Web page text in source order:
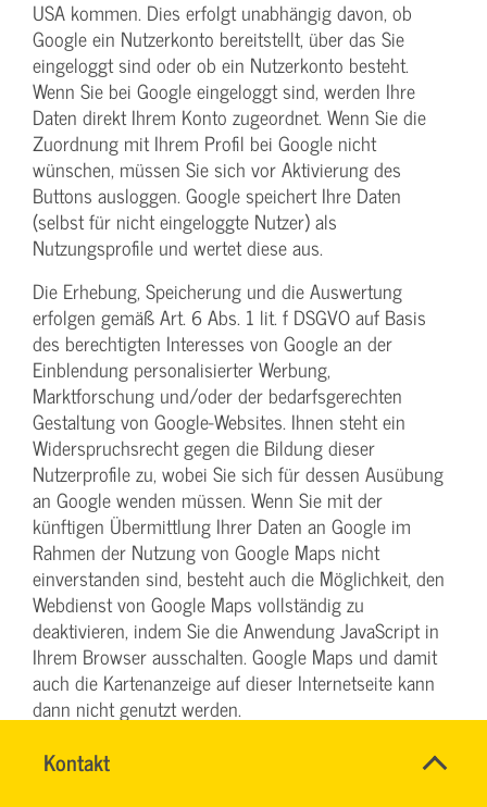
Kontakt
DENISE
Name*
USA kommen. Dies erfolgt unabhängig davon, ob
Google ein Nutzerkonto bereitstellt, über das Sie
eingeloggt sind oder ob ein Nutzerkonto besteht.
Wenn Sie bei Google eingeloggt sind, werden Ihre
Daten direkt Ihrem Konto zugeordnet. Wenn Sie die
Zuordnung mit Ihrem Profil bei Google nicht
wünschen, müssen Sie sich vor Aktivierung des
Buttons ausloggen. Google speichert Ihre Daten
(selbst für nicht eingeloggte Nutzer) als
Nutzungsprofile und wertet diese aus.
Die Erhebung, Speicherung und die Auswertung
erfolgen gemäß Art. 6 Abs. 1 lit. f DSGVO auf Basis
des berechtigten Interesses von Google an der
Einblendung personalisierter Werbung,
Marktforschung und/oder der bedarfsgerechten
Gestaltung von Google-Websites. Ihnen steht ein
Widerspruchsrecht gegen die Bildung dieser
Nutzerprofile zu, wobei Sie sich für dessen Ausübung
an Google wenden müssen. Wenn Sie mit der
künftigen Übermittlung Ihrer Daten an Google im
Rahmen der Nutzung von Google Maps nicht
einverstanden sind, besteht auch die Möglichkeit, den
Webdienst von Google Maps vollständig zu
deaktivieren, indem Sie die Anwendung JavaScript in
Ihrem Browser ausschalten. Google Maps und damit
auch die Kartenanzeige auf dieser Internetseite kann
dann nicht genutzt werden.
Soweit rechtlich erforderlich haben wir zur vorstehend
dargestellten Verarbeitung Ihrer Daten Ihre